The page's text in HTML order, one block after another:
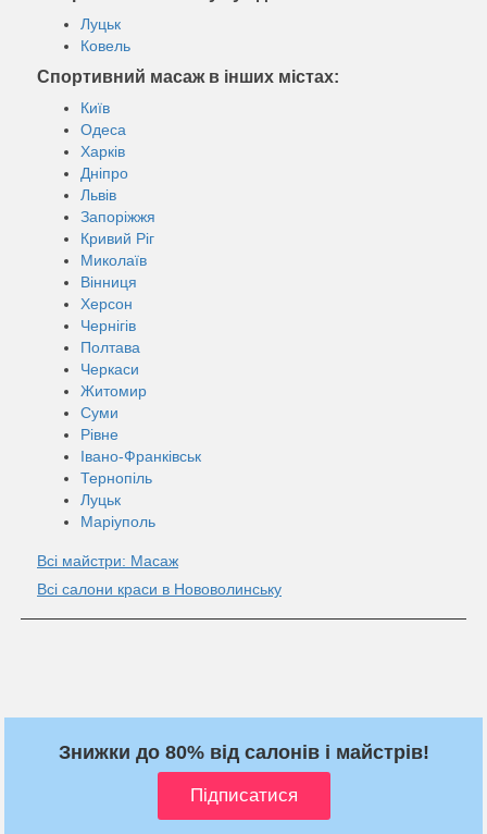
Луцьк
Ковель
Спортивний масаж в інших містах:
Київ
Одеса
Харків
Дніпро
Львів
Запоріжжя
Кривий Ріг
Миколаїв
Вінниця
Херсон
Чернігів
Полтава
Черкаси
Житомир
Суми
Рівне
Івано-Франківськ
Тернопіль
Луцьк
Маріуполь
Всі майстри: Масаж
Всі салони краси в Нововолинську
Знижки до 80% від салонів і майстрів!